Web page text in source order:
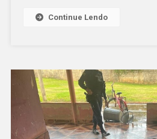
DENÚNCIA
DE
VIZINHOS
POR
Continue Lendo